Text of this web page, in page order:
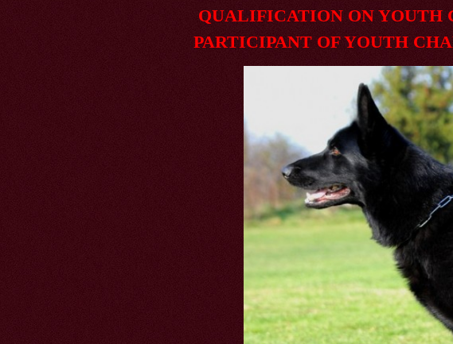
QUALIFICATION ON YOUTH
PARTICIPANT OF YOUTH